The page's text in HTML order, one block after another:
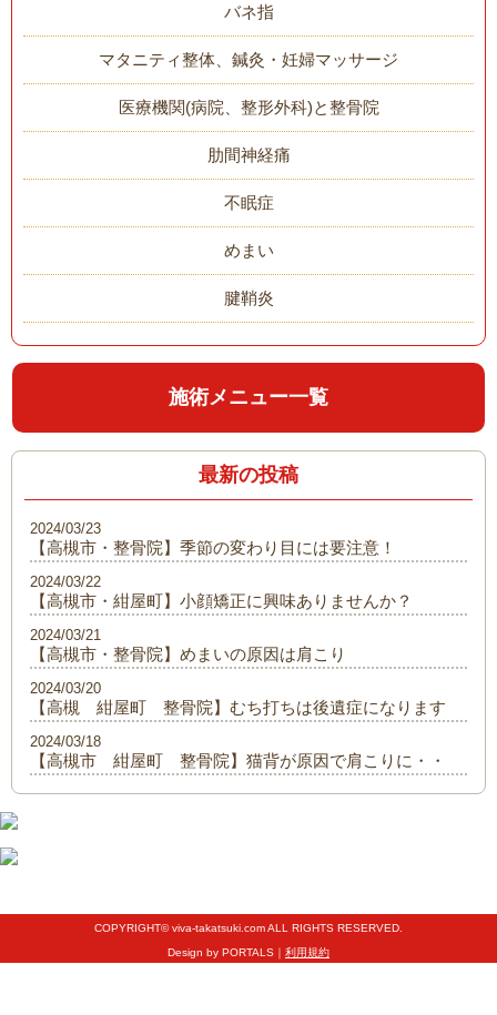
バネ指
マタニティ整体、鍼灸・妊婦マッサージ
医療機関(病院、整形外科)と整骨院
肋間神経痛
不眠症
めまい
腱鞘炎
施術メニュー一覧
最新の投稿
【高槻市・整骨院】季節の変わり目には要注意！
2024/03/23
【高槻市・紺屋町】小顔矯正に興味ありませんか？
2024/03/22
【高槻市・整骨院】めまいの原因は肩こり
2024/03/21
【高槻 紺屋町 整骨院】むち打ちは後遺症になります
2024/03/20
【高槻市 紺屋町 整骨院】猫背が原因で肩こりに・・
2024/03/18
COPYRIGHT© viva-takatsuki.com ALL RIGHTS RESERVED.
Design by PORTALS｜ 利用規約